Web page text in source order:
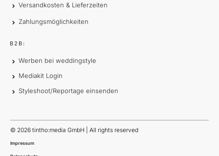
Versandkosten & Lieferzeiten
Zahlungsmöglichkeiten
B2B:
Werben bei weddingstyle
Mediakit Login
Styleshoot/Reportage einsenden
© 2026 tintho:media GmbH | All rights reserved
Impressum